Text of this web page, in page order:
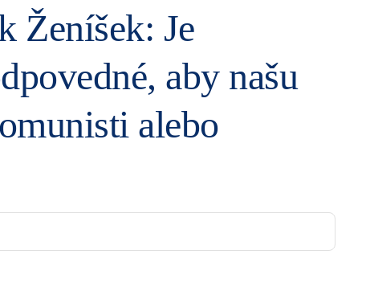
Ženíšek: Je
aby našu
alebo